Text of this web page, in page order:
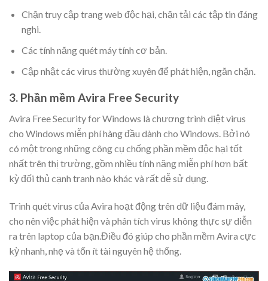
Chặn truy cập trang web độc hại, chặn tải các tập tin đáng
nghi.
Các tính năng quét máy tính cơ bản.
Cập nhật các virus thường xuyên để phát hiện, ngăn chặn.
3. Phần mềm Avira Free Security
Avira Free Security for Windows là chương trình diệt virus
cho Windows miễn phí hàng đầu dành cho Windows. Bởi nó
có một trong những công cụ chống phần mềm độc hại tốt
nhất trên thị trường, gồm nhiều tính năng miễn phí hơn bất
kỳ đối thủ cạnh tranh nào khác và rất dễ sử dụng.
Trình quét virus của Avira hoạt động trên dữ liệu đám mây,
cho nên việc phát hiện và phân tích virus không thực sự diễn
ra trên laptop của bạn.Điều đó giúp cho phần mềm Avira cực
kỳ nhanh, nhẹ và tốn ít tài nguyên hệ thống.